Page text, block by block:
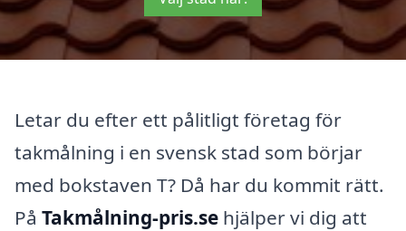
Letar du efter ett pålitligt företag för
takmålning i en svensk stad som börjar
med bokstaven T? Då har du kommit rätt.
På Takmålning-pris.se hjälper vi dig att